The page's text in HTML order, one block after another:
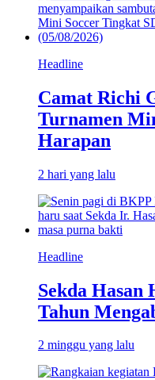
Headline
Camat Richi
Turnamen
Harapan
2 hari yang lalu
Headline
Sekda Hasan
Tahun
2 minggu yang lalu